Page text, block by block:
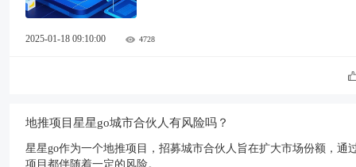
2025-01-18 09:10:00 4728
地推项目星星go城市合伙人有风险吗？
星星go作为一个地推项目，招募城市合伙人旨在扩大市场份额，
项目都伴随着一定的风险。